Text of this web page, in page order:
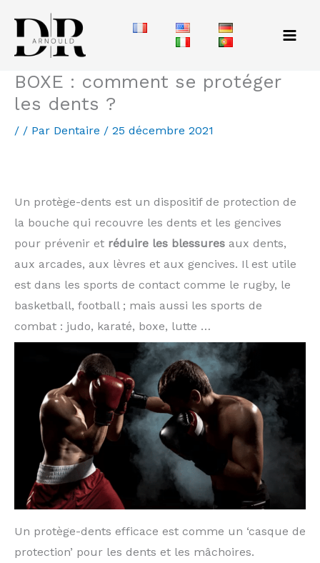
contenu
BOXE : comment se protéger
les dents ?
/ / Par Dentaire / 25 décembre 2021
Un protège-dents est un dispositif de protection de
la bouche qui recouvre les dents et les gencives
pour prévenir et réduire les blessures aux dents,
aux arcades, aux lèvres et aux gencives. Il est utile
est dans les sports de contact comme le rugby, le
basketball, football ; mais aussi les sports de
combat : judo, karaté, boxe, lutte …
Un protège-dents efficace est comme un ‘casque de
protection’ pour les dents et les mâchoires.